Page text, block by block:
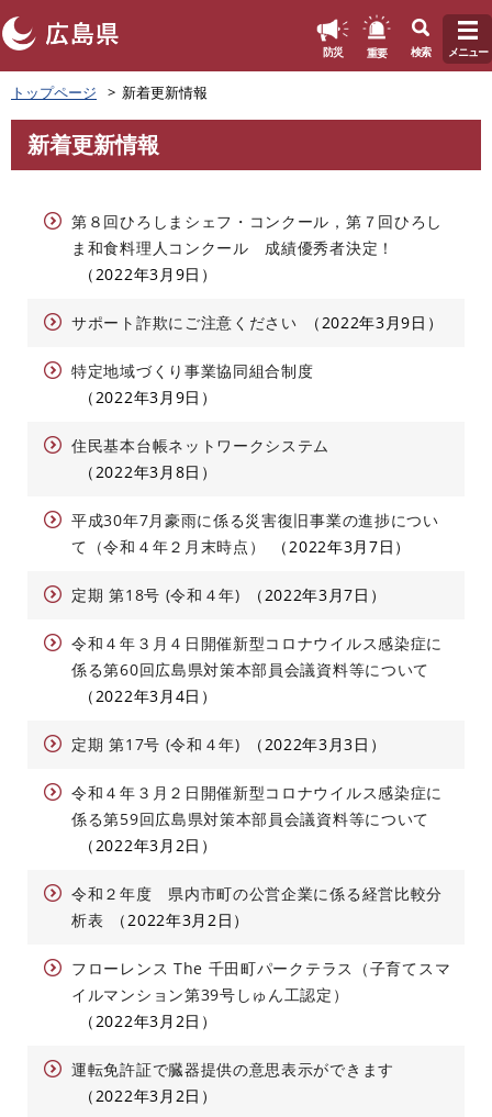
ペ
ー
ジ
先
防災 重要 検索 メニュー
トップページ 新着更新情報
文
新着更新情報
第８回ひろしまシェフ・コンクール，第７回ひろし
ま和食料理人コンクール 成績優秀者決定！
2022年3月9日
サポート詐欺にご注意ください 2022年3月9日
特定地域づくり事業協同組合制度
2022年3月9日
住民基本台帳ネットワークシステム
2022年3月8日
平成30年7月豪雨に係る災害復旧事業の進捗につい
て（令和４年２月末時点）
2022年3月7日
定期 第18号 (令和４年) 2022年3月7日
令和４年３月４日開催新型コロナウイルス感染症に
係る第60回広島県対策本部員会議資料等について
2022年3月4日
定期 第17号 (令和４年) 2022年3月3日
令和４年３月２日開催新型コロナウイルス感染症に
係る第59回広島県対策本部員会議資料等について
2022年3月2日
令和２年度 県内市町の公営企業に係る経営比較分
析表
2022年3月2日
フローレンス The 千田町パークテラス（子育てスマ
イルマンション第39号しゅん工認定）
2022年3月2日
運転免許証で臓器提供の意思表示ができます
2022年3月2日